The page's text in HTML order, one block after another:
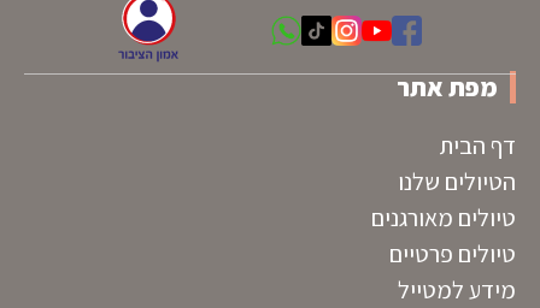
מפת אתר
דף הבית
הטיולים שלנו
טיולים מאורגנים
טיולים פרטיים
מידע למטייל